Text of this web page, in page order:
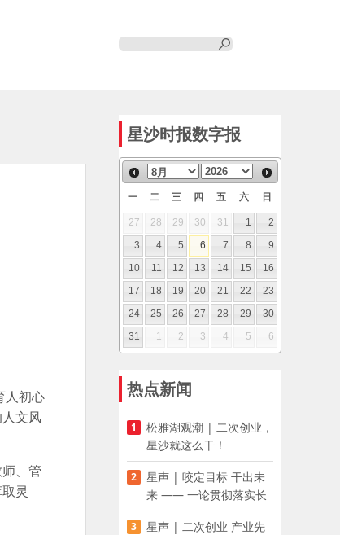
人初心
文风
、管
灵
星沙时报数字报
一 二 三 四 五 六 日
27 28 29 30 31 1
2
3
4 5 6 7 8
9
10
11 12 13 14 15
16
17
18 19 20 21 22
23
24
25 26 27 28 29
30
31
1 2 3 4 5 6
热点新闻
1
松雅湖观潮 | 二次创业，
星沙就这么干！
2
星声 | 咬定目标 干出未
来 —— 一论贯彻落实长
沙县第十五次党代会精神
3
星声 | 二次创业 产业先